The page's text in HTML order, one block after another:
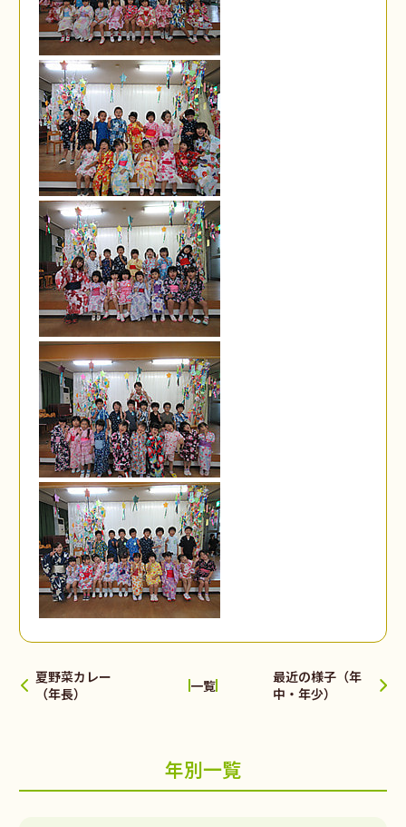
夏野菜カレー
（年長）
一覧
最近の様子（年
中・年少）
年別一覧